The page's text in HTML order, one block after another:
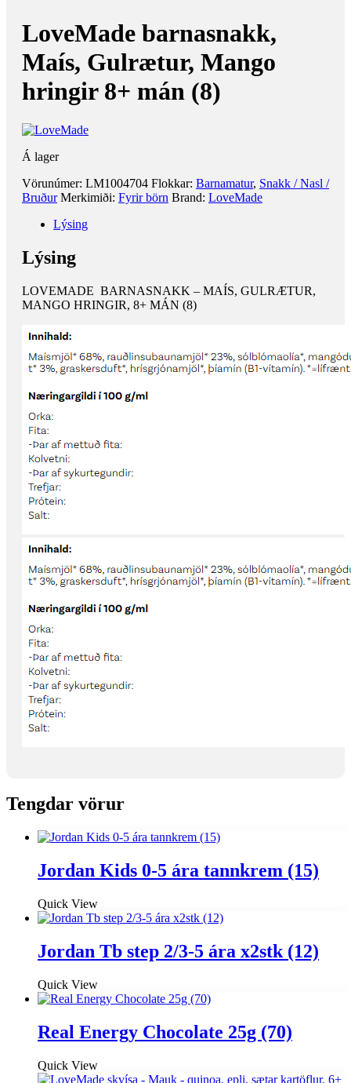
LoveMade barnasnakk,
Maís, Gulrætur, Mango
hringir 8+ mán (8)
Á lager
Vörunúmer: LM1004704 Flokkar: Barnamatur, Snakk / Nasl /
Bruður Merkimiði: Fyrir börn Brand: LoveMade
Lýsing
Lýsing
LOVEMADE BARNASNAKK – MAÍS, GULRÆTUR,
MANGO HRINGIR, 8+ MÁN (8)
Tengdar vörur
Jordan Kids 0-5 ára tannkrem (15)
Quick View
Jordan Tb step 2/3-5 ára x2stk (12)
Quick View
Real Energy Chocolate 25g (70)
Quick View